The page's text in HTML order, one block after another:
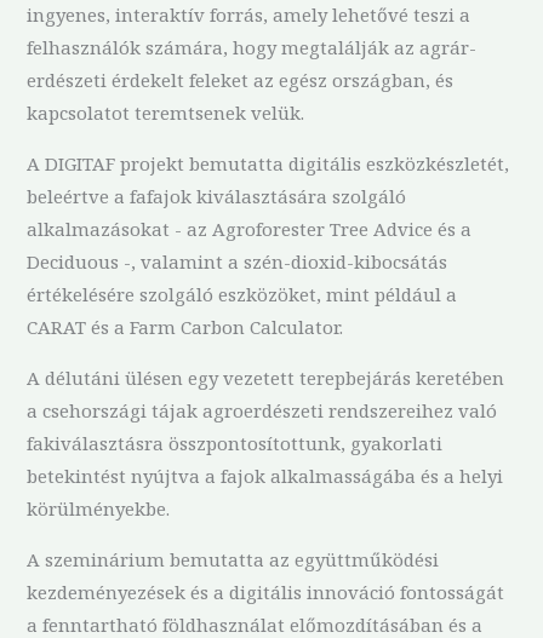
ingyenes, interaktív forrás, amely lehetővé teszi a
felhasználók számára, hogy megtalálják az agrár-
erdészeti érdekelt feleket az egész országban, és
kapcsolatot teremtsenek velük.
A DIGITAF projekt bemutatta digitális eszközkészletét,
beleértve a fafajok kiválasztására szolgáló
alkalmazásokat - az Agroforester Tree Advice és a
Deciduous -, valamint a szén-dioxid-kibocsátás
értékelésére szolgáló eszközöket, mint például a
CARAT és a Farm Carbon Calculator.
A délutáni ülésen egy vezetett terepbejárás keretében
a csehországi tájak agroerdészeti rendszereihez való
fakiválasztásra összpontosítottunk, gyakorlati
betekintést nyújtva a fajok alkalmasságába és a helyi
körülményekbe.
A szeminárium bemutatta az együttműködési
kezdeményezések és a digitális innováció fontosságát
a fenntartható földhasználat előmozdításában és a